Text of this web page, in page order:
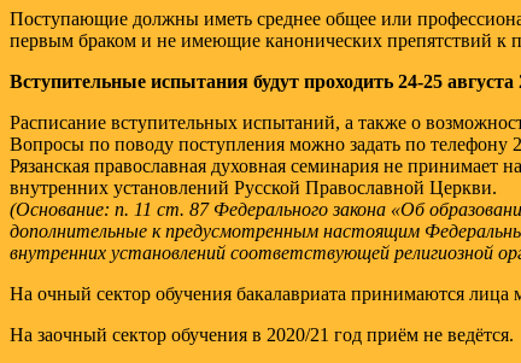
Поступающие должны иметь среднее общее или
первым браком и не имеющие канонических препятствий к
Вступительные испытания будут проходить 24-25 августа
Расписание вступительных испытаний, а также о
Вопросы по поводу поступления можно задать по телефону
Рязанская православная духовная семинария не
внутренних установлений Русской Православной Церкви.
(Основание: п. 11 ст. 87 Федерального закона «Об
дополнительные к предусмотренным настоящим
внутренних установлений соответствующей религиозной
На очный сектор обучения бакалавриата принимаются лица
На заочный сектор обучения в 2020/21 год приём не ведётся.